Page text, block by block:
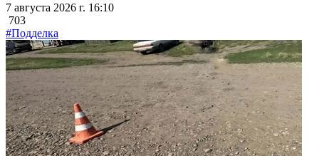
7 августа 2026 г. 16:10
703
#Подделка